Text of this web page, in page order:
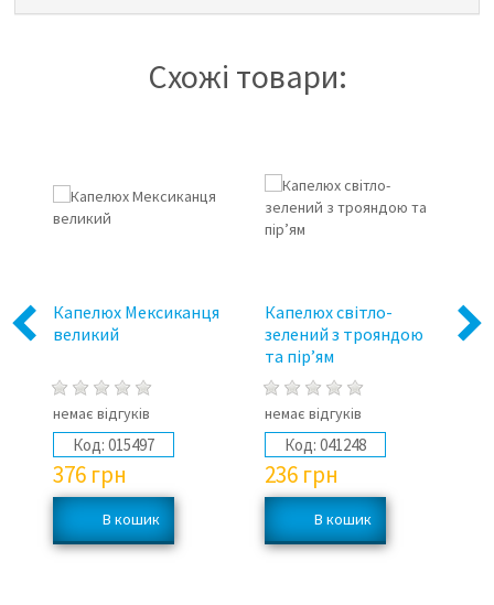
Схожі товари:
Previous
Капелюх Мексиканця
великий
немає відгуків
Код: 015497
376 грн
Капелюх світло-
зелений з трояндою
та пір’ям
немає відгуків
Код: 041248
236 грн
Next